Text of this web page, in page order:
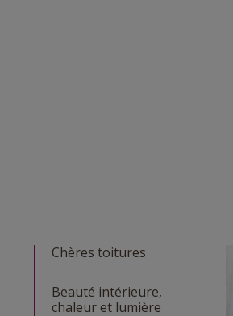
Chères toitures
Beauté intérieure,
chaleur et lumière